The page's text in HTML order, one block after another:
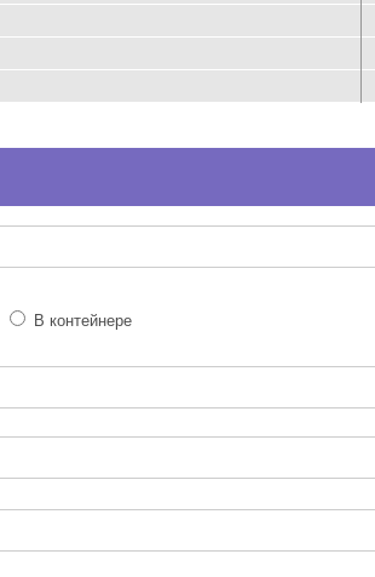
В контейнере